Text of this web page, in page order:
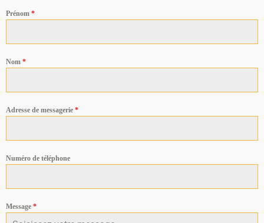
Prénom *
Nom *
Adresse de messagerie *
Numéro de téléphone
Message *